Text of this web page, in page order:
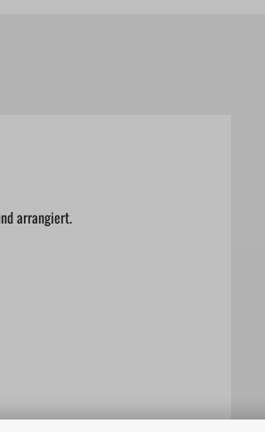
arrangiert.